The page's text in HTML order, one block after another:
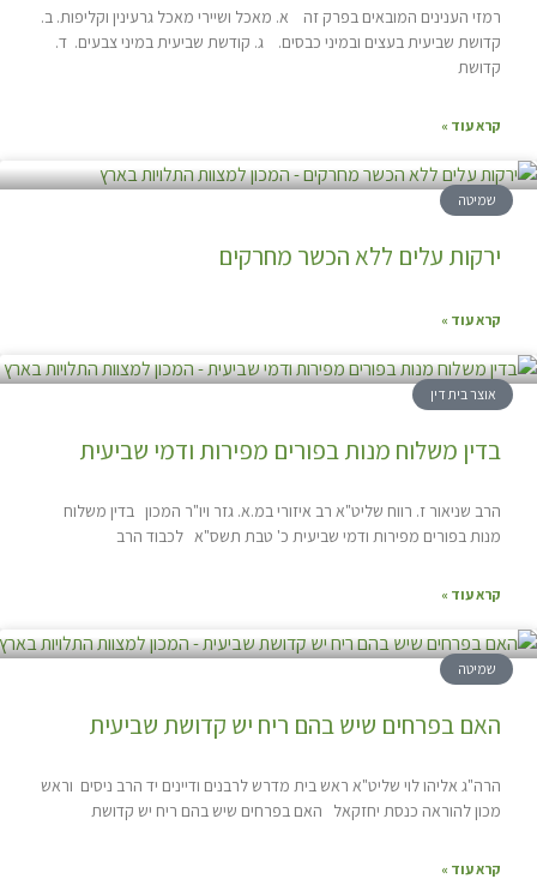
רמזי הענינים המובאים בפרק זה א. מאכל ושיירי מאכל גרעינין וקליפות. ב.
קדושת שביעית בעצים ובמיני כבסים. ג. קודשת שביעית במיני צבעים. ד.
קדושת
קרא עוד »
שמיטה
ירקות עלים ללא הכשר מחרקים
קרא עוד »
אוצר בית דין
בדין משלוח מנות בפורים מפירות ודמי שביעית
הרב שניאור ז. רווח שליט"א רב איזורי במ.א. גזר ויו"ר המכון בדין משלוח
מנות בפורים מפירות ודמי שביעית כ' טבת תשס"א לכבוד הרב
קרא עוד »
שמיטה
האם בפרחים שיש בהם ריח יש קדושת שביעית
הרה"ג אליהו לוי שליט"א ראש בית מדרש לרבנים ודיינים יד הרב ניסים וראש
מכון להוראה כנסת יחזקאל האם בפרחים שיש בהם ריח יש קדושת
קרא עוד »